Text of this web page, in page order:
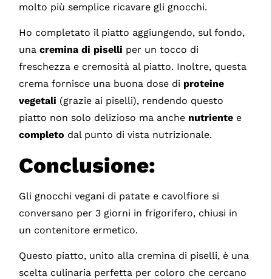
molto più semplice ricavare gli gnocchi.
Ho completato il piatto aggiungendo, sul fondo,
unacremina di piselli per un tocco di
freschezza e cremosità al piatto. Inoltre, questa
crema fornisce una buona dose di proteine
vegetali (grazie ai piselli), rendendo questo
piatto non solo delizioso ma anche nutriente e
completo dal punto di vista nutrizionale.
Conclusione:
Gli gnocchi vegani di patate e cavolfiore si
conversano per 3 giorni in frigorifero, chiusi in
un contenitore ermetico.
Questo piatto, unito alla cremina di piselli, è una
scelta culinaria perfetta per coloro che cercano